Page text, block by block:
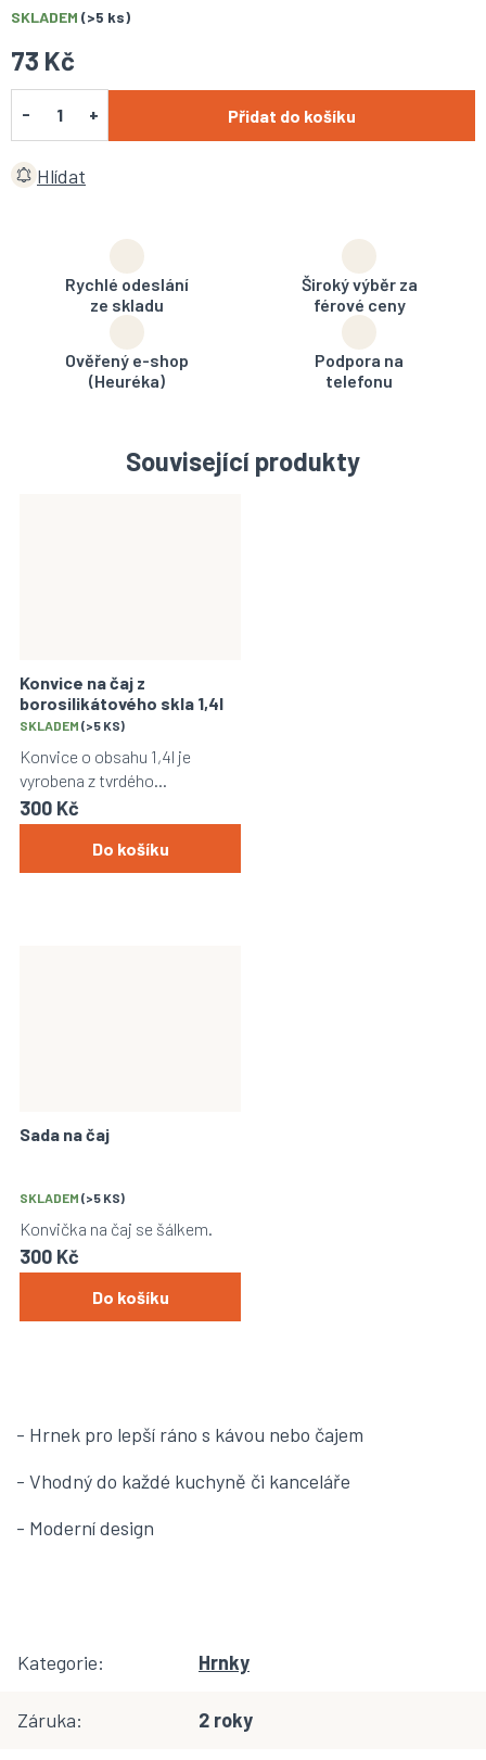
73 Kč
SKLADEM (>5 ks)
Přidat do košíku
Hlídat
Rychlé odeslání
ze skladu
Široký výběr za
férové ceny
Ověřený e-shop
(Heuréka)
Podpora na
telefonu
Související produkty
Konvice na čaj z
borosilikátového skla 1,4l
Průměrné
hodnocení
produktu
je
5,0
z
hvězdiček.
SKLADEM (>5 KS)
300 Kč
Do košíku
Konvice o obsahu 1,4l je
vyrobena z tvrdého
borosilikátového skla.
Sada na čaj
SKLADEM (>5 KS)
300 Kč
Do košíku
Konvička na čaj se šálkem.
- Hrnek pro lepší ráno s kávou nebo čajem
- Vhodný do každé kuchyně či kanceláře
- Moderní design
Kategorie: Hrnky
Záruka: 2 roky